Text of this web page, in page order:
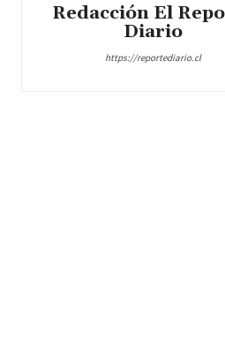
Redacción El
Diario
https://reportediario.cl